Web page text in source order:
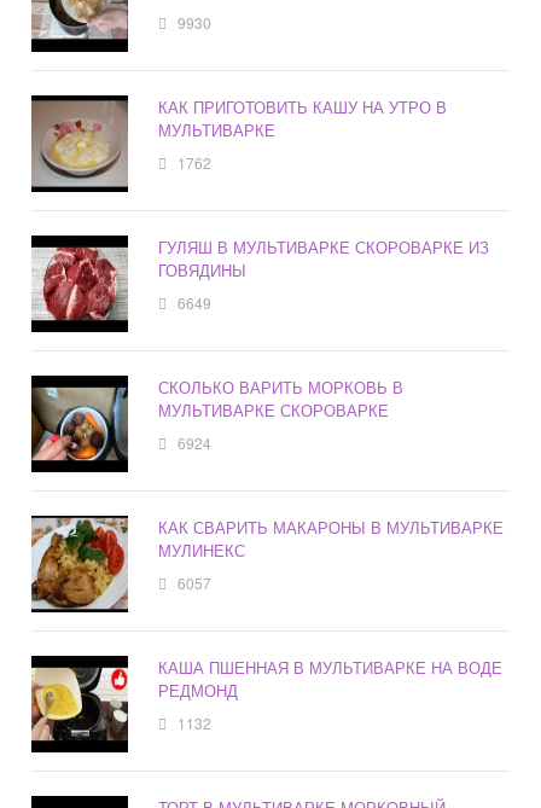
9930
КАК ПРИГОТОВИТЬ КАШУ НА УТРО В
МУЛЬТИВАРКЕ
1762
ГУЛЯШ В МУЛЬТИВАРКЕ СКОРОВАРКЕ ИЗ
ГОВЯДИНЫ
6649
СКОЛЬКО ВАРИТЬ МОРКОВЬ В
МУЛЬТИВАРКЕ СКОРОВАРКЕ
6924
КАК СВАРИТЬ МАКАРОНЫ В МУЛЬТИВАРКЕ
МУЛИНЕКС
6057
КАША ПШЕННАЯ В МУЛЬТИВАРКЕ НА ВОДЕ
РЕДМОНД
1132